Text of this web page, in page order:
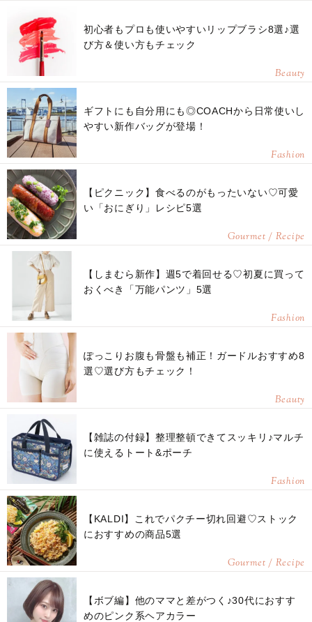
初心者もプロも使いやすいリップブラシ8選♪選
び方＆使い方もチェック
Beauty
ギフトにも自分用にも◎COACHから日常使いし
やすい新作バッグが登場！
Fashion
【ピクニック】食べるのがもったいない♡可愛
い「おにぎり」レシピ5選
Gourmet / Recipe
【しまむら新作】週5で着回せる♡初夏に買って
おくべき「万能パンツ」5選
Fashion
ぽっこりお腹も骨盤も補正！ガードルおすすめ8
選♡選び方もチェック！
Beauty
【雑誌の付録】整理整頓できてスッキリ♪マルチ
に使えるトート&ポーチ
Fashion
【KALDI】これでパクチー切れ回避♡ストック
におすすめの商品5選
Gourmet / Recipe
【ボブ編】他のママと差がつく♪30代におすす
めのピンク系ヘアカラー